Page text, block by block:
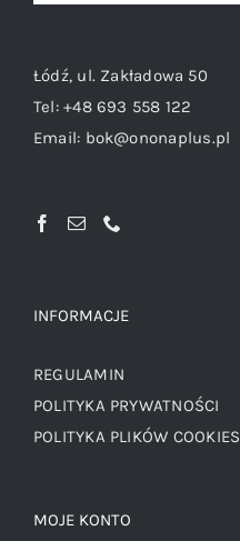
Łódź, ul. Zakładowa 50
Tel:+48 693 558 122
Email: bok@ononaplus.pl
INFORMACJE
REGULAMIN
POLITYKA PRYWATNOŚCI
POLITYKA PLIKÓW COOKIES
MOJE KONTO